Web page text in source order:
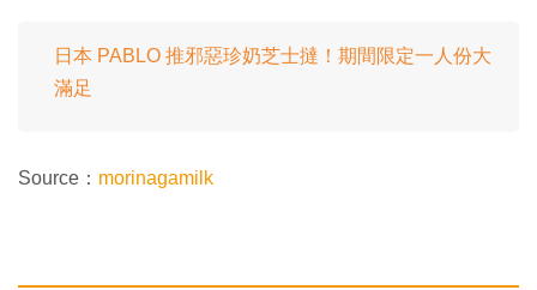
日本 PABLO 推邪惡珍奶芝士撻！期間限定一人份大
滿足
Source： morinagamilk